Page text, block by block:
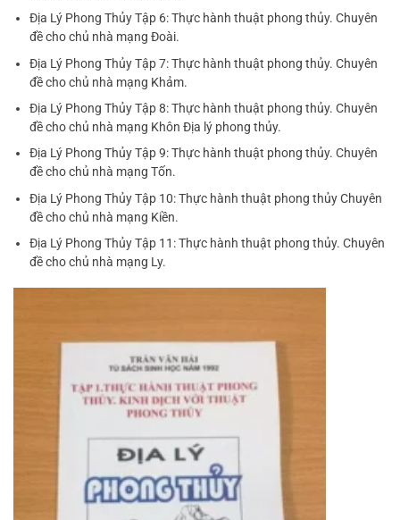
Địa Lý Phong Thủy Tập 6: Thực hành thuật phong thủy. Chuyên
đề cho chủ nhà mạng Đoài.
Địa Lý Phong Thủy Tập 7: Thực hành thuật phong thủy. Chuyên
đề cho chủ nhà mạng Khảm.
Địa Lý Phong Thủy Tập 8: Thực hành thuật phong thủy. Chuyên
đề cho chủ nhà mạng Khôn Địa lý phong thủy.
Địa Lý Phong Thủy Tập 9: Thực hành thuật phong thủy. Chuyên
đề cho chủ nhà mạng Tốn.
Địa Lý Phong Thủy Tập 10: Thực hành thuật phong thủy Chuyên
đề cho chủ nhà mạng Kiền.
Địa Lý Phong Thủy Tập 11: Thực hành thuật phong thủy. Chuyên
đề cho chủ nhà mạng Ly.